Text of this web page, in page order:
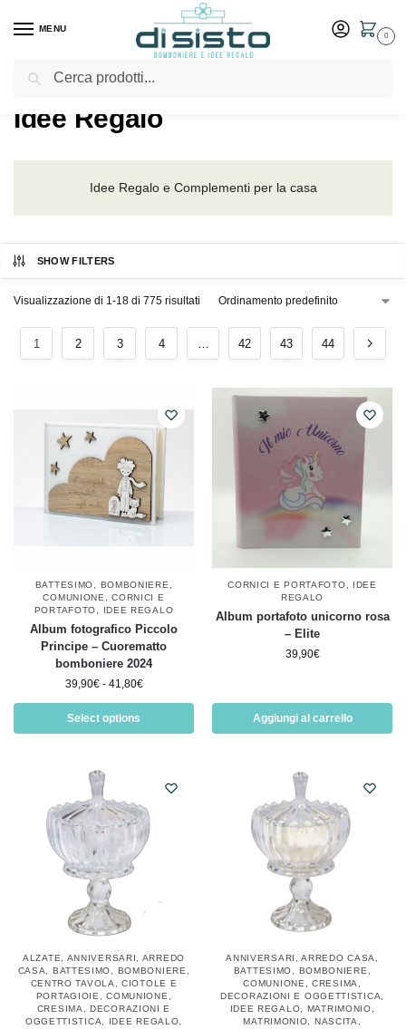
MENU
0
Home Shop Idee Regalo
Idee Regalo
Idee Regalo e Complementi per la casa
SHOW FILTERS
Visualizzazione di 1-18 di 775 risultati
1 2 3 4 … 42 43 44
BATTESIMO BOMBONIERE
COMUNIONE
,CORNICI E
PORTAFOTO
IDEE REGALO
Album fotografico Piccolo
Principe – Cuorematto
bomboniere 2024
39,90€ - 41,80€
Select options
CORNICI E PORTAFOTO
IDEE
REGALO
Album portafoto unicorno rosa
– Elite
39,90€
Aggiungi al carrello
ALZATE ANNIVERSARI
ARREDO
CASA
BATTESIMO BOMBONIERE
CENTRO TAVOLA
,CIOTOLE E
PORTAGIOIE
,COMUNIONE
CRESIMA
,DECORAZIONI E
OGGETTISTICA
IDEE REGALO
ANNIVERSARI ,ARREDO CASA
BATTESIMO
BOMBONIERE
COMUNIONE
,CRESIMA
DECORAZIONI E OGGETTISTICA
IDEE REGALO
MATRIMONIO
MATRIMONIO
NASCITA